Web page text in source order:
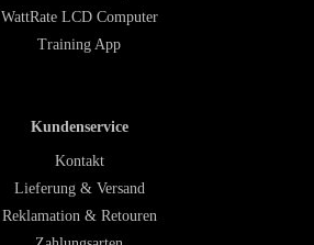
WattRate LCD Computer
Training App
Kundenservice
Kontakt
Lieferung & Versand
Reklamation & Retouren